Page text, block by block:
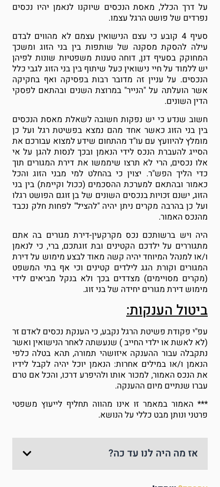
על דרך הכלל, מאסת הנכסים שיוקנו לנאמן יהיו נכסים
נפרדים של פושט הרגל עצמו.
סעיף 4 קובע כי עצם הנישואין עצמם לא מהווים לבדם
עילה להסקת מסקנה של שותפות בין בני הזוג ומשכך
המחוקק בסעיף דנן, דוחה טענות משפטיות שונות לפיהן
יש ללמוד על חיי נישואין כעל שיתוף בין בני הזוג לגבי כלל
הנכסים. על עניין זה מדובר רבות בפסיקה ואף בחקיקה
אשר הועלתה על "הנייר" במרוצת השנים ובהתאם לפסקי
הדין השונים.
חשוב שנדע כי יש נפקות חשובה לשאלת מאסת הנכסים
בין בני הזוג כאשר אחד מהם נמצא בפשיטת רגל ועל כן
מומלץ להיוועץ עם עו"ד מהתחום שידע למצוא עבורכם את
הסייג להעברת הנכס לידי הנאמן ובכך לנסות להגן על אי
אלו נכסים, הרי לא תרצו שיממשו את דירת המגורים תוך
כדי הליך הפש"ר. יצוין כי בהחלט למי מבני הזוג והכל
כאמור ובהתאם למערכת ההסכמים (ככול וקיימת) בין בני
הזוג, ישנם זכויות בנכסים השונים של בן זוגם הפושט רגלו
ועל כן בהרבה מקרים ניתן יהיה "להציל" לפחות חלק נכבד
מהנכס האמור.
היה ויש ברשותכם נכס מקרקעין-דירת מגורים בה אתם
מתגוררים על ילדכם הקטינים ובת זוגתכם, ברי, כי לנאמן
ו/או למנהל המיוחד יהיה קשה מאוד לבצע מימוש על דירת
המגורים וקורת הגג לילדים קטינים וכי אף בתי המשפט
(מקרים מסויימים) מצדדים בכך ולא בנקל מביאים לידי
מימוש דירת מגורים יחידה של בני זוג.
ביטול הענקות:
עפ"י פקודת פשיטת הרגל נקבע, כי הענקת נכסים לאדם זר
(לא לאשת או ילדי החייב ) שנעשתה לאחר הנישואין ואשר
נתקבלה עבור ההענקה איזושהי תמורה, תהא בטלה כלפי
הנאמן ו/או במילים אחרות: הנאמן יוכל יהיה לקבל לידיו
את הנכס האמור, למכור אותו ולהיפרע דרכו, והכל אם טרם
עברו שנתיים מיום ההענקה.
*** האמור במאמר זו אינו מהווה תחליף לייעוץ משפטי
פרטני ונותן מבט כללי על הנושא.
אז מה היה לנו עד כה?